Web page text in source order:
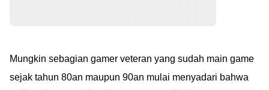
Mungkin sebagian gamer veteran yang sudah main game
sejak tahun 80an maupun 90an mulai menyadari bahwa